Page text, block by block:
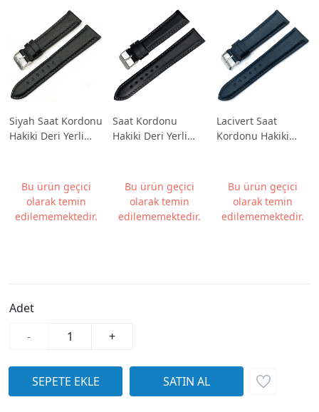
Siyah Saat Kordonu
Hakiki Deri Yerli
Rolax Desen
Bu ürün geçici
olarak temin
edilememektedir.
Saat Kordonu
Hakiki Deri Yerli
Dikişli
Bu ürün geçici
olarak temin
edilememektedir.
Lacivert Saat
Kordonu Hakiki
Dikişli Rolax Desen
Bu ürün geçici
olarak temin
edilememektedir.
Adet
-
+